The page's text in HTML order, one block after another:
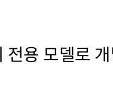
전용 모델로